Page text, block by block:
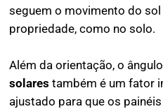
seguem o movimento do
propriedade, como no solo.
Além da orientação, o
solares também é um fator
ajustado para que os